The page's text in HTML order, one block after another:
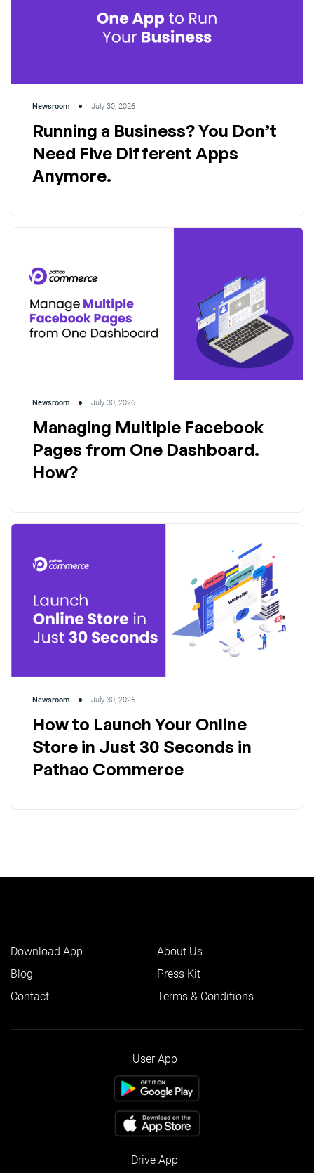
Newsroom July 30, 2026
Running a Business? You Don’t
Need Five Different Apps
Anymore.
Newsroom July 30, 2026
Managing Multiple Facebook
Pages from One Dashboard.
How?
Newsroom July 30, 2026
How to Launch Your Online
Store in Just 30 Seconds in
Pathao Commerce
Download App
About Us
Blog
Press Kit
Contact
Terms & Conditions
User App
Drive App